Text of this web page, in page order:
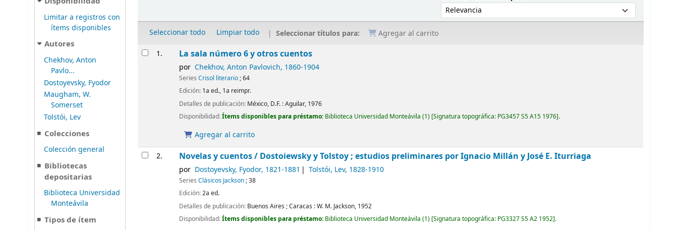
Limitar a registros con
ítems disponibles
Autores
Chekhov, Anton
Pavlo...
Dostoyevsky, Fyodor
Maugham, W.
Somerset
Tolstói, Lev
Colecciones
Colección general
Bibliotecas
depositarias
Biblioteca Universidad
Monteávila
Tipos de ítem
Seleccionar todo Limpiar todo Seleccionar títulos para: Agregar al carrito
Resultados
1. La sala número 6 y otros cuentos
por Chekhov, Anton Pavlovich, 1860-1904
SeriesCrisol literario; 64
Edición: 1a ed., 1a reimpr.
Detalles de publicación: México, D.F. :Aguilar, 1976
Disponibilidad:Ítems disponibles para préstamo: Biblioteca Universidad Monteávila (1) Signatura topográfica: PG3457 S5 A15 1976 .
Agregar al carrito
2. Novelas y cuentos / Dostoiewsky y Tolstoy ; estudios preliminares por Ignacio Millán y José E. Iturriaga
por Dostoyevsky, Fyodor, 1821-1881 Tolstói, Lev, 1828-1910
SeriesClásicos Jackson; 38
Edición:2a ed.
Detalles de publicación: Buenos Aires ; Caracas :W. M. Jackson, 1952
Disponibilidad:Ítems disponibles para préstamo: Biblioteca Universidad Monteávila (1) Signatura topográfica: PG3327 S5 A2 1952 .